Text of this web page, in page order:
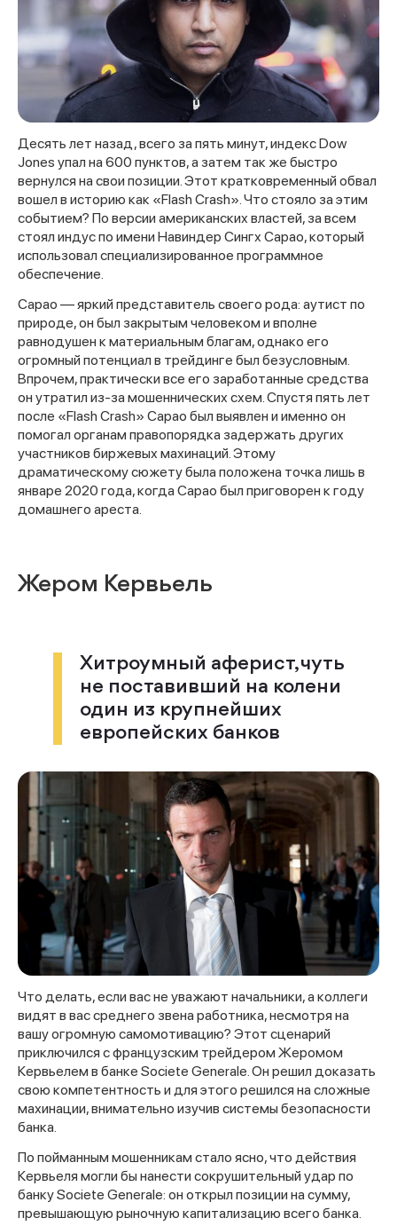
Десять лет назад, всего за пять минут, индекс Dow
Jones упал на 600 пунктов, а затем так же быстро
вернулся на свои позиции. Этот кратковременный обвал
вошел в историю как «Flash Crash». Что стояло за этим
событием? По версии американских властей, за всем
стоял индус по имени Навиндер Сингх Сарао, который
использовал специализированное программное
обеспечение.
Сарао — яркий представитель своего рода: аутист по
природе, он был закрытым человеком и вполне
равнодушен к материальным благам, однако его
огромный потенциал в трейдинге был безусловным.
Впрочем, практически все его заработанные средства
он утратил из-за мошеннических схем. Спустя пять лет
после «Flash Crash» Сарао был выявлен и именно он
помогал органам правопорядка задержать других
участников биржевых махинаций. Этому
драматическому сюжету была положена точка лишь в
январе 2020 года, когда Сарао был приговорен к году
домашнего ареста.
Жером Кервьель
Хитроумный аферист, чуть
не поставивший на колени
один из крупнейших
европейских банков
Что делать, если вас не уважают начальники, а коллеги
видят в вас среднего звена работника, несмотря на
вашу огромную самомотивацию? Этот сценарий
приключился с французским трейдером Жеромом
Кервьелем в банке Societe Generale. Он решил доказать
свою компетентность и для этого решился на сложные
махинации, внимательно изучив системы безопасности
банка.
По пойманным мошенникам стало ясно, что действия
Кервьеля могли бы нанести сокрушительный удар по
банку Societe Generale: он открыл позиции на сумму,
превышающую рыночную капитализацию всего банка.